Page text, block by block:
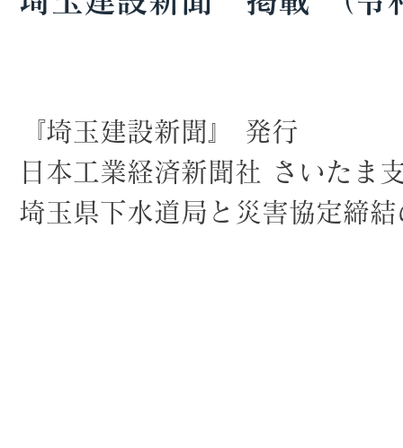
『埼玉建設新聞』 発行
日本工業経済新聞社 さいたま
埼玉県下水道局と災害協定締